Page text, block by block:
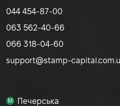
044 454-87-00
063 562-40-66
066 318-04-60
support@stamp-
M
Печерська